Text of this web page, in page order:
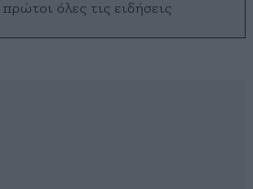
όλες τις ειδήσεις